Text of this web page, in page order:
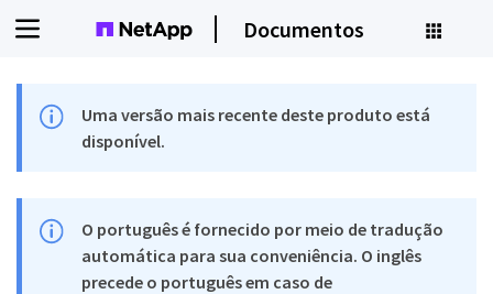
Documentos
Uma versão mais recente deste produto está
disponível.
O português é fornecido por meio de tradução
automática para sua conveniência. O inglês
precede o português em caso de